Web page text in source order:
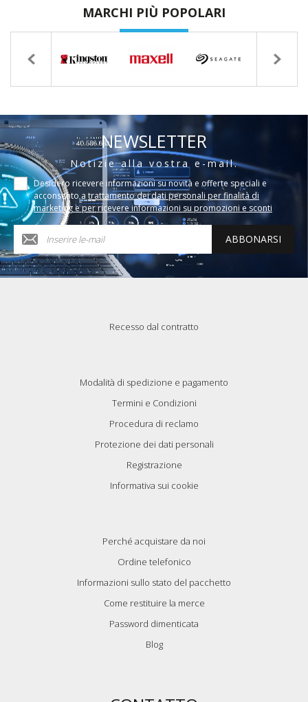
MARCHI PIÙ POPOLARI
NEWSLETTER
Notizie alla vostra e-mail.
Desidero ricevere informazioni su novità e offerte speciali e
acconsento a trattamento dei dati personali per finalità di
marketing e per ricevere informazioni su promozioni e sconti
ABBONARSI
Recesso dal contratto
Modalità di spedizione e pagamento
Termini e Condizioni
Procedura di reclamo
Protezione dei dati personali
Registrazione
Informativa sui cookie
Perché acquistare da noi
Ordine telefonico
Informazioni sullo stato del pacchetto
Come restituire la merce
Password dimenticata
Blog